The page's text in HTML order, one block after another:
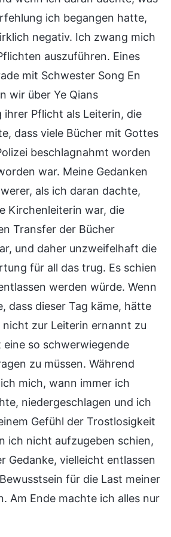
ich begangen hatte,
negativ. Ich zwang mich
auszuführen. Eines
mit Schwester Song En
wir über Ye Qians
ihrer Pflicht als Leiterin, die
dass viele Bücher mit Gottes
beschlagnahmt worden
war. Meine Gedanken
als ich daran dachte,
Kirchenleiterin war, die
Transfer der Bücher
und daher unzweifelhaft die
für all das trug. Es schien
werden würde. Wenn
dass dieser Tag käme, hätte
zur Leiterin ernannt zu
so schwerwiegende
zu müssen. Während
mich, wann immer ich
niedergeschlagen und ich
Gefühl der Trostlosigkeit
ich nicht aufzugeben schien,
Gedanke, vielleicht entlassen
für die Last meiner
Am Ende machte ich alles nur